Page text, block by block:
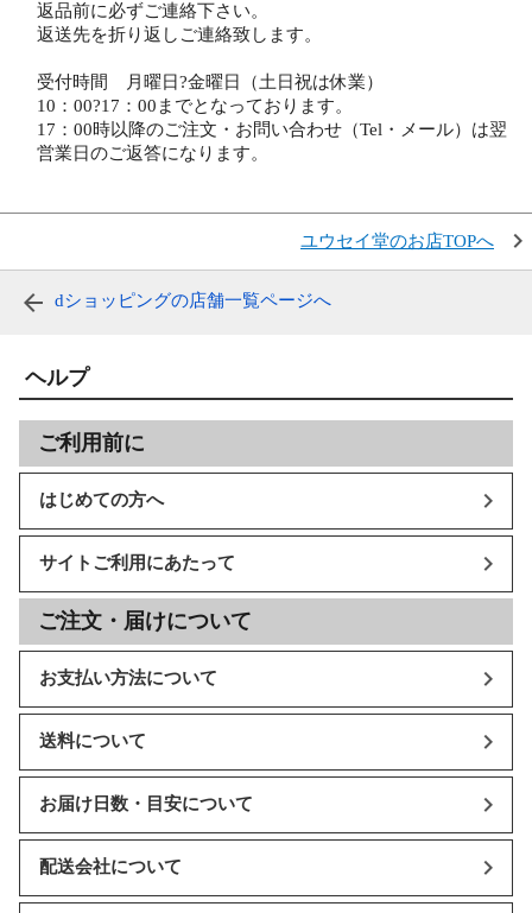
返品前に必ずご連絡下さい。
返送先を折り返しご連絡致します。
受付時間 月曜日?金曜日（土日祝は休業）
10：00?17：00までとなっております。
17：00時以降のご注文・お問い合わせ（Tel・メール）は翌
営業日のご返答になります。
ユウセイ堂のお店TOPへ
dショッピングの店舗一覧ページへ
ヘルプ
ご利用前に
はじめての方へ
サイトご利用にあたって
ご注文・届けについて
お支払い方法について
送料について
お届け日数・目安について
配送会社について